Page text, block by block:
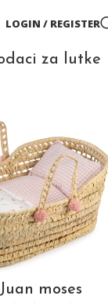
LOGIN / REGISTER
za lutke
moses